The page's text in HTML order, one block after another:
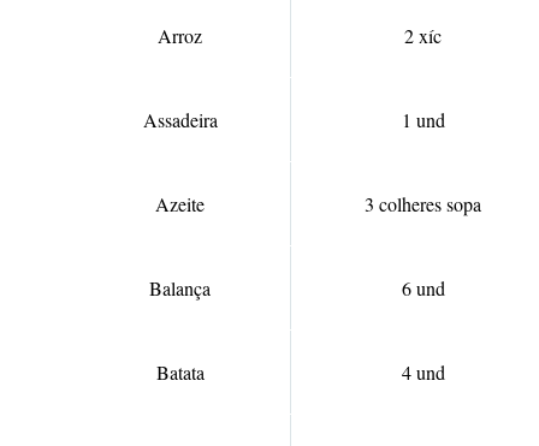
Arroz 2 xíc
Assadeira 1 und
Azeite 3 colheres sopa
Balança 6 und
Batata 4 und